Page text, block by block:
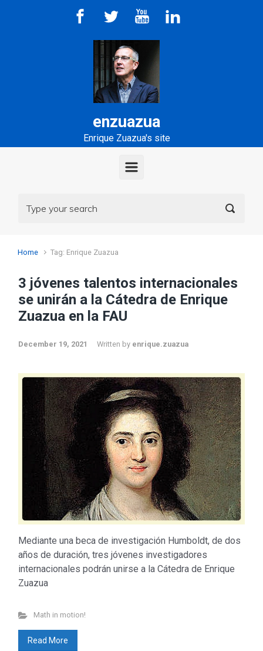
Skip to main content
enzuazua
Enrique Zuazua's site
Home Tag: Enrique Zuazua
3 jóvenes talentos internacionales
se unirán a la Cátedra de Enrique
Zuazua en la FAU
December 19, 2021 Written by enrique.zuazua
Mediante una beca de investigación Humboldt, de dos
años de duración, tres jóvenes investigadores
internacionales podrán unirse a la Cátedra de Enrique
Zuazua
Math in motion!
Read More